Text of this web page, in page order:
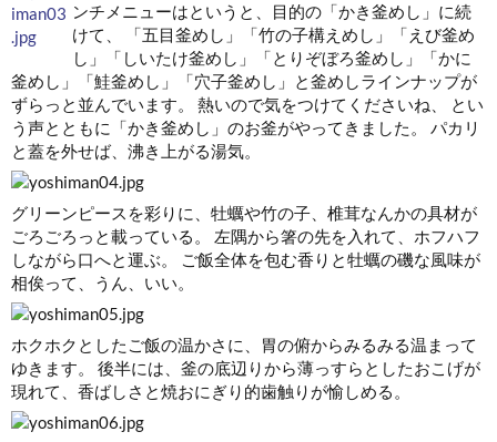
ンチメニューはというと、目的の「かき釜めし」に続
けて、 「五目釜めし」「竹の子構えめし」「えび釜め
し」「しいたけ釜めし」「とりぞぼろ釜めし」「かに
釜めし」「鮭釜めし」「穴子釜めし」と釜めしラインナップが
ずらっと並んでいます。 熱いので気をつけてくださいね、 とい
う声とともに「かき釜めし」のお釜がやってきました。 パカリ
と蓋を外せば、沸き上がる湯気。
グリーンピースを彩りに、牡蠣や竹の子、椎茸なんかの具材が
ごろごろっと載っている。 左隅から箸の先を入れて、ホフハフ
しながら口へと運ぶ。 ご飯全体を包む香りと牡蠣の磯な風味が
相俟って、うん、いい。
ホクホクとしたご飯の温かさに、胃の俯からみるみる温まって
ゆきます。 後半には、釜の底辺りから薄っすらとしたおこげが
現れて、香ばしさと焼おにぎり的歯触りが愉しめる。